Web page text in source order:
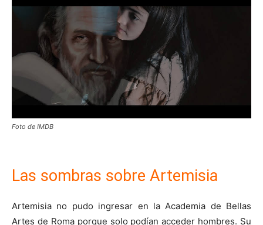
Foto de IMDB
Las sombras sobre Artemisia
Artemisia no pudo ingresar en la Academia de Bellas
Artes de Roma porque solo podían acceder hombres. Su